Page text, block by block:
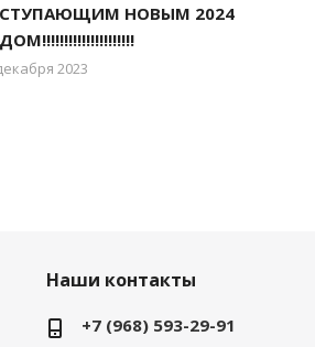
НОВЫМ 2024
2023
Наши контакты
+7 (968) 593-29-91